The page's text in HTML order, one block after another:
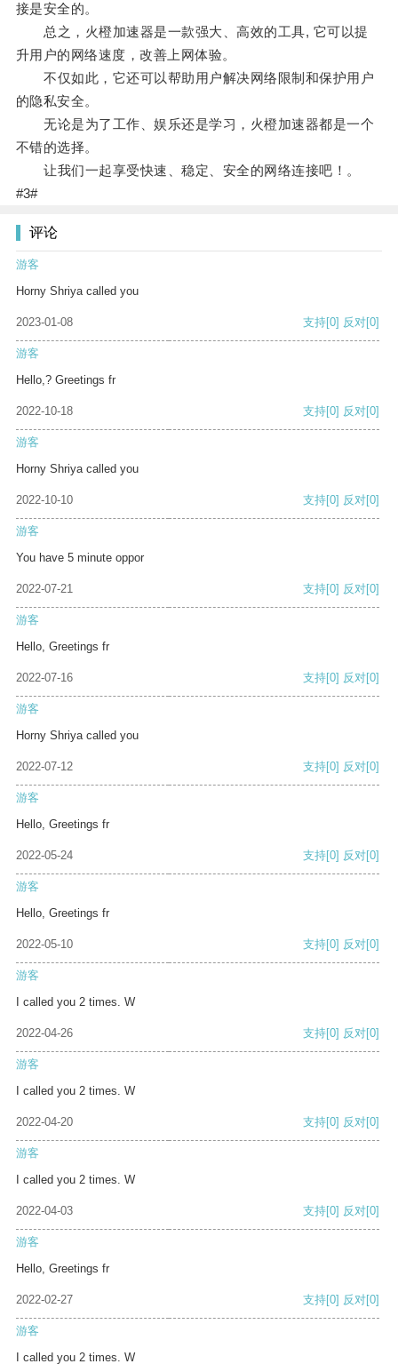
接是安全的。
总之，火橙加速器是一款强大、高效的工具, 它可以提
升用户的网络速度，改善上网体验。
不仅如此，它还可以帮助用户解决网络限制和保护用户
的隐私安全。
无论是为了工作、娱乐还是学习，火橙加速器都是一个
不错的选择。
让我们一起享受快速、稳定、安全的网络连接吧！。
#3#
评论
游客
Horny Shriya called you
2023-01-08 支持[0] 反对[0]
游客
Hello,? Greetings fr
2022-10-18 支持[0] 反对[0]
游客
Horny Shriya called you
2022-10-10 支持[0] 反对[0]
游客
You have 5 minute oppor
2022-07-21 支持[0] 反对[0]
游客
Hello, Greetings fr
2022-07-16 支持[0] 反对[0]
游客
Horny Shriya called you
2022-07-12 支持[0] 反对[0]
游客
Hello, Greetings fr
2022-05-24 支持[0] 反对[0]
游客
Hello, Greetings fr
2022-05-10 支持[0] 反对[0]
游客
I called you 2 times. W
2022-04-26 支持[0] 反对[0]
游客
I called you 2 times. W
2022-04-20 支持[0] 反对[0]
游客
I called you 2 times. W
2022-04-03 支持[0] 反对[0]
游客
Hello, Greetings fr
2022-02-27 支持[0] 反对[0]
游客
I called you 2 times. W